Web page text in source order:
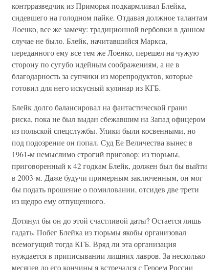
контрразведчик из Приморья подкармливал Блейка,
сидевшего на голодном пайке. Отдавая должное талантам
Лоенко, все же замечу: традиционной вербовки в данном
случае не было. Блейк, начитавшийся Маркса,
переданного ему все тем же Лоенко, перешел на чужую
сторону по сугубо идейным соображениям, а не в
благодарность за супчики из морепродуктов, которые
готовил для него искусный кулинар из КГБ.
Блейк долго балансировал на фантастической грани
риска, пока не был выдан сбежавшим на Запад офицером
из польской спецслужбы. Улики были косвенными, но
под подозрение он попал. Суд Ее Величества вынес в
1961-м немыслимо строгий приговор: из тюрьмы,
приговоренный к 42 годкам Блейк, должен был бы выйти
в 2003-м. Даже будучи примерным заключенным, он мог
бы подать прошение о помиловании, отсидев две трети
из щедро ему отпущенного.
Дотянул бы он до этой счастливой даты? Остается лишь
гадать. Побег Блейка из тюрьмы якобы организовал
всемогущий тогда КГБ. Вряд ли эта организация
нуждается в приписывании лишних лавров. За несколько
месяцев до его кончины я встречался с Героем России